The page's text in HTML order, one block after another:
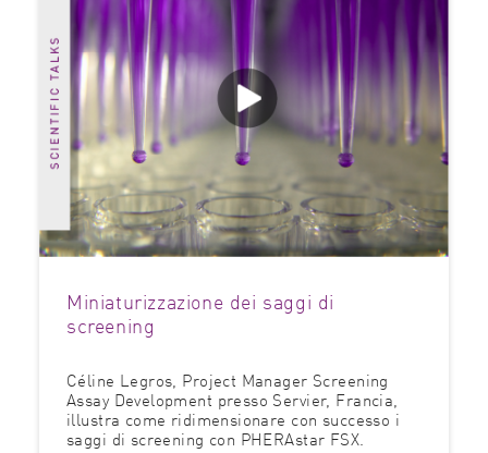
Miniaturizzazione dei saggi di
screening
Céline Legros, Project Manager Screening
Assay Development presso Servier, Francia,
illustra come ridimensionare con successo i
saggi di screening con PHERAstar FSX.